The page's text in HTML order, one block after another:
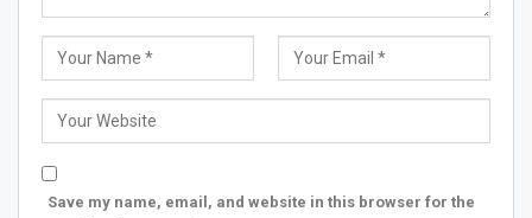
Save my name, email, and website in this browser for the